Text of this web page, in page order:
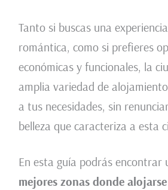
Tanto si buscas una
romántica, como si prefieres
económicas y funcionales, la
amplia variedad de
a tus necesidades, sin
belleza que caracteriza a esta
En esta guía podrás encontrar
mejores zonas donde